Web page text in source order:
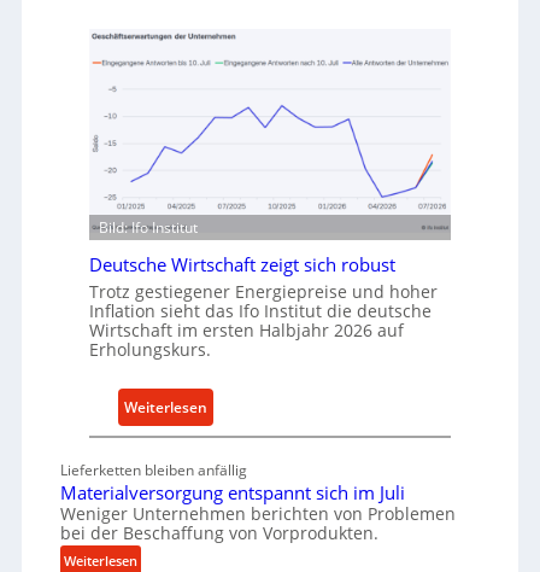
f
v
I
u
s
t
r
i
e
-
E
r
s
a
t
z
t
t
h
d
ü
r
n
a
c
h
a
l
t
i
g
e
W
Bild: Ifo Institut
Deutsche Wirtschaft zeigt sich robust
Trotz gestiegener Energiepreise und hoher
Inflation sieht das Ifo Institut die deutsche
Wirtschaft im ersten Halbjahr 2026 auf
Erholungskurs.
Weiterlesen:
D
u
t
s
Lieferketten bleiben anfällig
Materialversorgung entspannt sich im Juli
Weniger Unternehmen berichten von Problemen
bei der Beschaffung von Vorprodukten.
Weiterlesen: